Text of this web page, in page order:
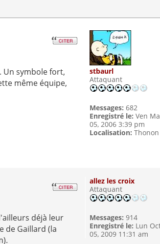
Un symbole fort,
même équipe,
stbaurl
Attaquant
Messages: 682
Enregistré le: Ven
05, 2006 3:39 pm
Localisation: Thonon
déjà leur
de Gaillard (la
allez les croix
Attaquant
Messages: 914
Enregistré le: Lun
05, 2009 11:31 am